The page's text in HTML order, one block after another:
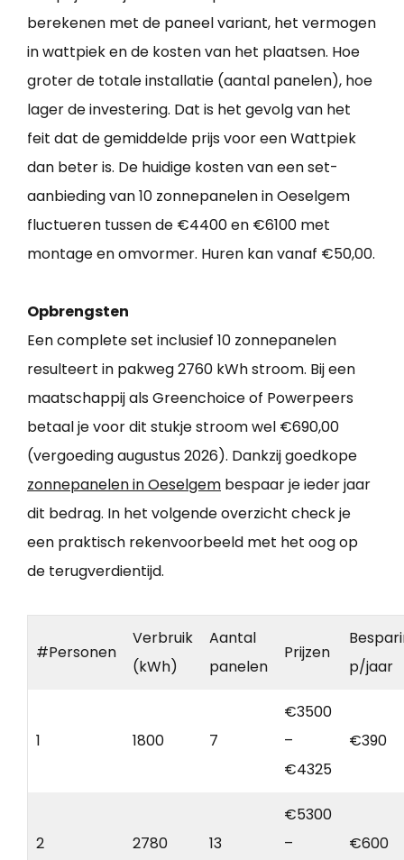
berekenen met de paneel variant, het vermogen
in wattpiek en de kosten van het plaatsen. Hoe
groter de totale installatie (aantal panelen), hoe
lager de investering. Dat is het gevolg van het
feit dat de gemiddelde prijs voor een Wattpiek
dan beter is. De huidige kosten van een set-
aanbieding van 10 zonnepanelen in Oeselgem
fluctueren tussen de €4400 en €6100 met
montage en omvormer. Huren kan vanaf €50,00.
Opbrengsten
Een complete set inclusief 10 zonnepanelen
resulteert in pakweg 2760 kWh stroom. Bij een
maatschappij als Greenchoice of Powerpeers
betaal je voor dit stukje stroom wel €690,00
(vergoeding augustus 2026). Dankzij goedkope
zonnepanelen in Oeselgem bespaar je ieder jaar
dit bedrag. In het volgende overzicht check je
een praktisch rekenvoorbeeld met het oog op
de terugverdientijd.
#Personen
Verbruik
(kWh)
Aantal
panelen
Prijzen
p/jaar
1 1800 7
€3500
–
€4325
€390
2 2780 13
€5300
–
€600